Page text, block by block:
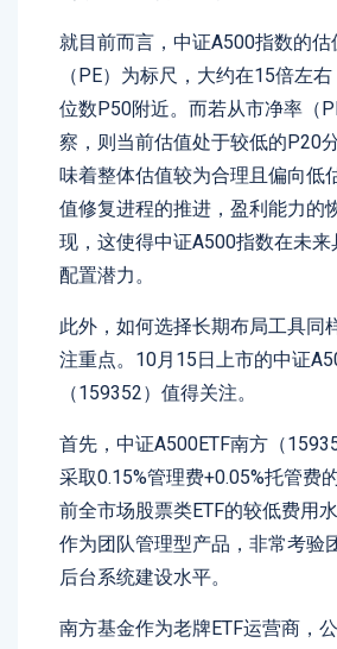
就目前而言，中证A500指数的
（PE）为标尺，大约在15倍左
位数P50附近。而若从市净率（
察，则当前估值处于较低的P20
味着整体估值较为合理且偏向低
值修复进程的推进，盈利能力的
现，这使得中证A500指数在未
配置潜力。
此外，如何选择长期布局工具同
注重点。10月15日上市的中证
（159352）值得关注。
首先，中证A500ETF南方（
采取0.15%管理费+0.05%托管费
前全市场股票类ETF的较低费用
作为团队管理型产品，非常考验
后台系统建设水平。
南方基金作为老牌ETF运营商，